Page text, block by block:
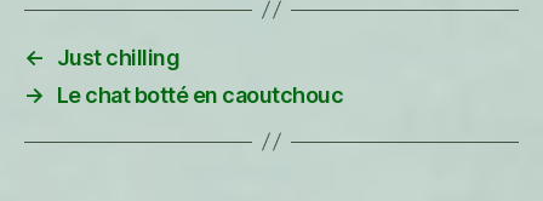
←
Just chilling
→
Le chat botté en caoutchouc